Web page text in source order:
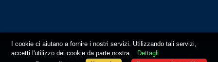
Via Aniene 14 - 00198 Roma
I cookie ci aiutano a fornire i nostri servizi. Utilizzando tali servizi,
accetti l'utilizzo dei cookie da parte nostra.
Dettagli